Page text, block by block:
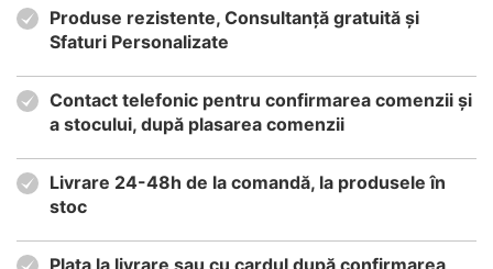
Produse rezistente, Consultanță gratuită și
Sfaturi Personalizate
Contact telefonic pentru confirmarea comenzii și
a stocului, după plasarea comenzii
Livrare 24-48h de la comandă, la produsele în
stoc
Plata la livrare sau cu cardul după confirmarea